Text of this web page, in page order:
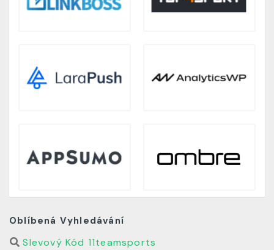
Oblíbená Vyhledávání
Slevový Kód 11teamsports